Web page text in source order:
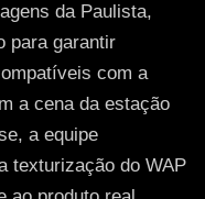
da Paulista,
para garantir
com a
a cena da estação
a equipe
texturização do WAP